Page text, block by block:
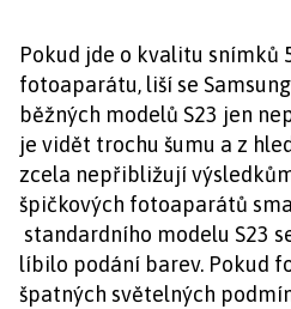
Pokud jde o kvalitu snímků
fotoaparátu, liší se Samsung
běžných modelů S23 jen
je vidět trochu šumu a z
zcela nepřibližují
špičkových fotoaparátů
standardního modelu S23
líbilo podání barev. Pokud
špatných světelných